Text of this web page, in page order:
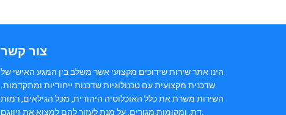
צור קשר
הינו אתר שירות שידוכים מקצועי אשר משלב בין המגע האישי של
שדכנית מקצועית עם טכנולוגיות שדכנות ייחודיות ומתקדמות.
השירות משרת את כלל האוכלוסיה היהודית, מכל הגילאים, רמות